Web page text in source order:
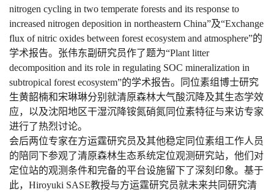
nitrogen cycling in two temperate forests and its response to
increased nitrogen deposition in northeastern China”及“Exchange
flux of nitric oxides between forest ecosystem and atmosphere”的
学术报告。张伟东副研究员作了题为“Plant litter
decomposition and its role in regulating SOC mineralization in
subtropical forest ecosystem”的学术报告。同位素组博士研究
生黄韶楠和宋琳琳分别就清原森林大气酸沉降及其生态学效
应，以及沈阳地区干湿沉降铵氮硝氮同位素特征与来访专家
进行了热烈讨论。
会后两位专家在方运霆研究员及其他稳定同位素组工作人员
的陪同下参观了清原森林生态系统定位观测研究站，他们对
定位站的观测条件和完备的平台设施留下了深刻印象。基于
此， Hiroyuki SASE教授与方运霆研究员就未来共同研究清